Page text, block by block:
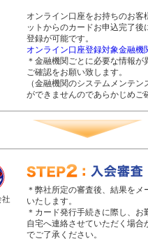
オンライン口座をお持ちのお客
ットからのカードお申込完了後
登録が可能です。
オンライン口座登録対象金融機
＊金融機関ごとに必要な情報が
ご確認をお願い致します。
（金融機関のシステムメンテ
ができませんのであらかじめご
＊弊社所定の審査後、結果をメ
いたします。
＊カード発行手続きに際し、お
自宅へ連絡させていただく場合
でご了承ください。